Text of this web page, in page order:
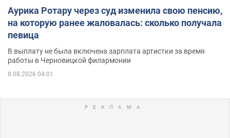
Аурика Ротару через суд изменила свою пенсию,
на которую ранее жаловалась: сколько получала
певица
В выплату не была включена зарплата артистки за время
работы в Черновицкой филармонии
8.08.2026 04:01